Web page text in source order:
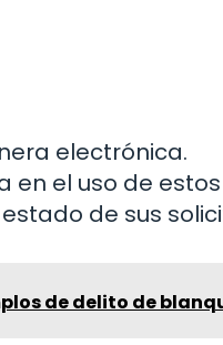
electrónica.
en el uso de
de sus
de delito de